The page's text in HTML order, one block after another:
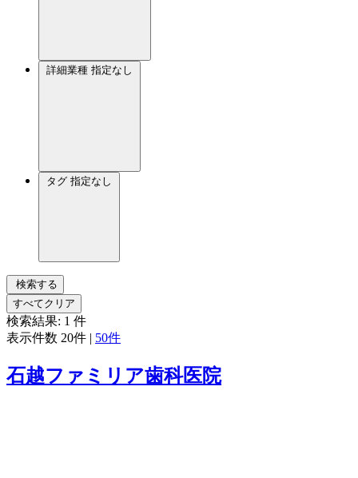
詳細業種 指定なし
タグ 指定なし
検索する
すべてクリア
検索結果: 1 件
表示件数 20件 | 50件
石越ファミリア歯科医院